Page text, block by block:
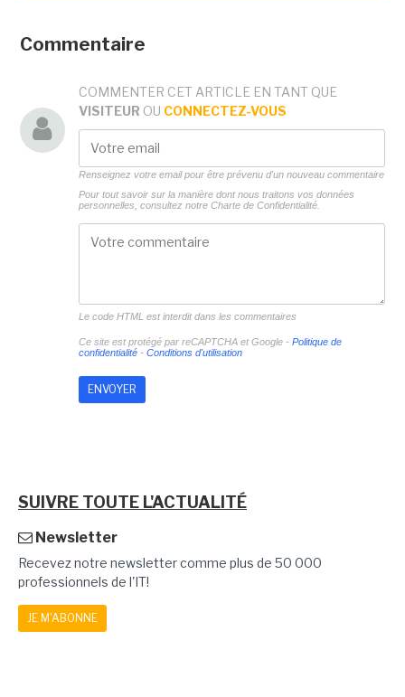
Commentaire
COMMENTER CET ARTICLE EN TANT QUE
VISITEUR OU CONNECTEZ-VOUS
Renseignez votre email pour être prévenu d'un nouveau commentaire
Pour tout savoir sur la manière dont nous traitons vos données
personnelles, consultez notre Charte de Confidentialité.
Le code HTML est interdit dans les commentaires
Ce site est protégé par reCAPTCHA et Google - Politique de
confidentialité- Conditions d'utilisation
SUIVRE TOUTE L'ACTUALITÉ
Newsletter
Recevez notre newsletter comme plus de 50 000
professionnels de l'IT!
JE M'ABONNE